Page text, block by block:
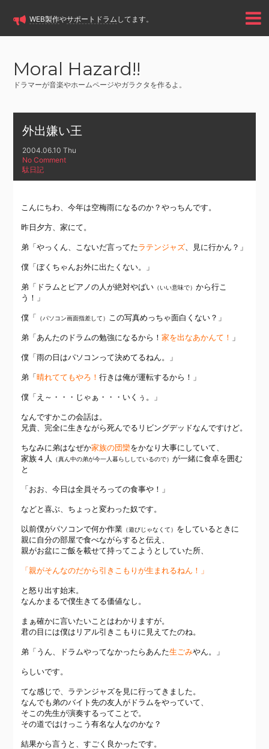
WEB製作やサポートドラム してます。
Moral Hazard!!
ドラマーが音楽やホームページやガラクタを作るよ。
外出嫌い王
2004.06.10 Thu
No Comment
駄日記
こんにちわ、今年は空梅雨になるのか？やっちんです。
昨日夕方、家にて。
弟「やっくん、こないだ言ってたラテンジャズ、見に行かん？」
僕「ぼくちゃんお外に出たくない。」
弟「ドラムとピアノの人が絶対やばい（いい意味で） から行こ
う！」
僕「 （パソコン画面指差して） この写真めっちゃ面白くない？」
弟「あんたのドラムの勉強になるから！ 家を出なあかんて！ 」
僕「雨の日はパソコンって決めてるねん。」
弟「晴れててもやろ！ 行きは俺が運転するから！」
僕「え～・・・じゃぁ・・・いくぅ。」
なんですかこの会話は。
兄貴、完全に生きながら死んでるリビングデッドなんですけど。
ちなみに弟はなぜか家族の団欒をかなり大事にしていて、
家族４人
（真ん中の弟が今一人暮らししているので） が一緒に食卓を囲む
と
「おお、今日は全員そろっての食事や！」
などと喜ぶ、ちょっと変わった奴です。
以前僕がパソコンで何か作業（遊びじゃなくて） をしているときに
親に自分の部屋で食べながらすると伝え、
親がお盆にご飯を載せて持ってこようとしていた所、
「親がそんなのだから引きこもりが生まれるねん！」
と怒り出す始末。
なんかまるで僕生きてる価値なし。
まぁ確かに言いたいことはわかりますが。
君の目には僕はリアル引きこもりに見えてたのね。
弟「うん、ドラムやってなかったらあんた生ごみやん。」
らしいです。
てな感じで、ラテンジャズを見に行ってきました。
なんでも弟のバイト先の友人がドラムをやっていて、
そこの先生が演奏するってことで。
その道ではけっこう有名な人なのかな？
結果から言うと、すごく良かったです。